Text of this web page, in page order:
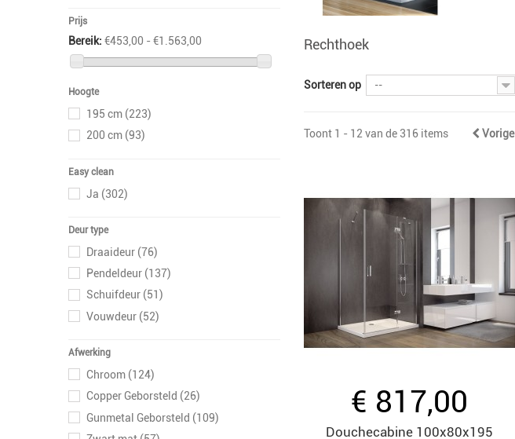
Prijs
Bereik: €453,00 - €1.563,00
Hoogte
195 cm (223)
200 cm (93)
Easy clean
Ja (302)
Deur type
Draaideur (76)
Pendeldeur (137)
Schuifdeur (51)
Vouwdeur (52)
Afwerking
Chroom (124)
Copper Geborsteld (26)
Gunmetal Geborsteld (109)
Rechthoek
Sorteren op --
Vorige
Toont 1 - 12 van de 316 items
€ 817,00
Douchecabine 100x80x195